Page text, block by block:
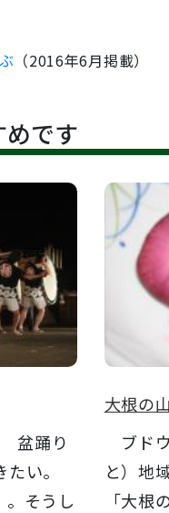
（2016年6月掲載）
です
盆踊り
い。
。そうし
大根の
ブド
と）地
「大